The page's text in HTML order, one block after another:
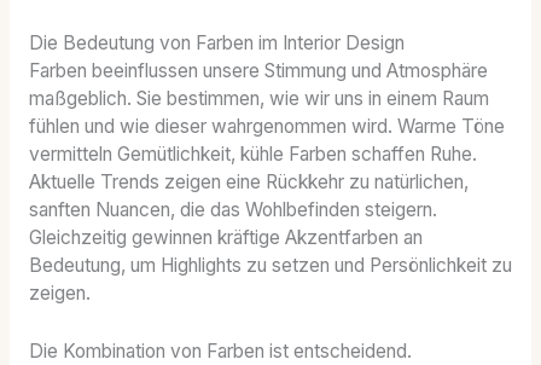
Die Bedeutung von Farben im Interior Design
Farben beeinflussen unsere Stimmung und Atmosphäre
maßgeblich. Sie bestimmen, wie wir uns in einem Raum
fühlen und wie dieser wahrgenommen wird. Warme Töne
vermitteln Gemütlichkeit, kühle Farben schaffen Ruhe.
Aktuelle Trends zeigen eine Rückkehr zu natürlichen,
sanften Nuancen, die das Wohlbefinden steigern.
Gleichzeitig gewinnen kräftige Akzentfarben an
Bedeutung, um Highlights zu setzen und Persönlichkeit zu
zeigen.
Die Kombination von Farben ist entscheidend.